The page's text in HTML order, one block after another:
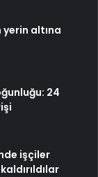
altına
24
işçiler